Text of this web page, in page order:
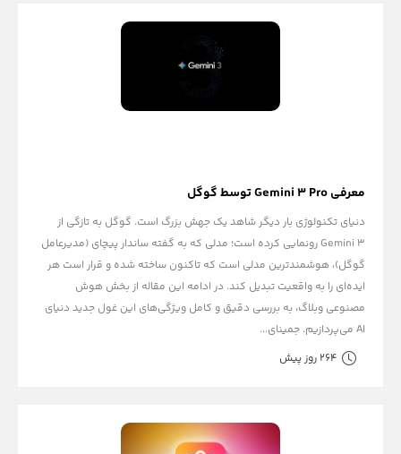
معرفی Gemini 3 Pro توسط گوگل
دنیای تکنولوژی بار دیگر شاهد یک جهش بزرگ است. گوگل به تازگی از
Gemini 3 رونمایی کرده است؛ مدلی که به گفته ساندار پیچای (مدیرعامل
گوگل)، هوشمندترین مدلی است که تاکنون ساخته شده و قرار است هر
ایده‌ای را به واقعیت تبدیل کند. در ادامه این مقاله از بخش هوش
مصنوعی وبلاگ، به بررسی دقیق و کامل ویژگی‌های این غول جدید دنیای
AI می‌پردازیم. جمینای...
264 روز پیش